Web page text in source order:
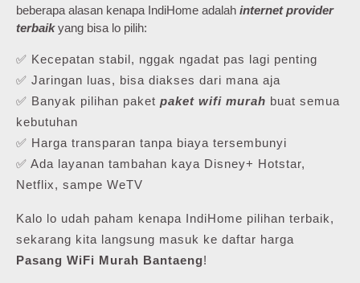
beberapa alasan kenapa IndiHome adalah internet provider
terbaikyang bisa lo pilih:
✅ Kecepatan stabil, nggak ngadat pas lagi penting
✅ Jaringan luas, bisa diakses dari mana aja
✅ Banyak pilihan paket paket wifi murah buat semua
kebutuhan
✅ Harga transparan tanpa biaya tersembunyi
✅ Ada layanan tambahan kaya Disney+ Hotstar,
Netflix, sampe WeTV
Kalo lo udah paham kenapa IndiHome pilihan terbaik,
sekarang kita langsung masuk ke daftar harga
Pasang WiFi Murah Bantaeng!